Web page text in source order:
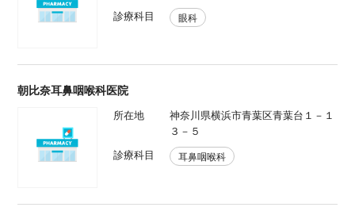
診療科目
眼科
朝比奈耳鼻咽喉科医院
所在地
神奈川県横浜市青葉区青葉台１－１
３－５
診療科目
耳鼻咽喉科